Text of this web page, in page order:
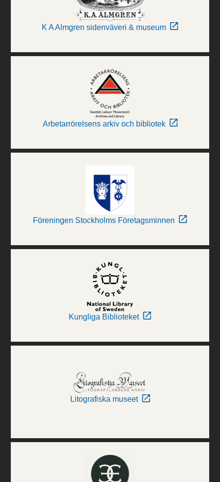
K A Almgren sidenväveri & museum
Arbetarrörelsens arkiv och bibliotek
Föreningen Stockholms Företagsminnen
Kungliga Biblioteket
Litografiska museet